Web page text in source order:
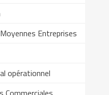
Entreprises
opérationnel